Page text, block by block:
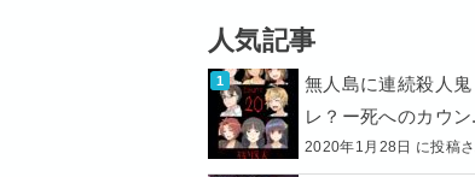
人気記事
無人島に連続殺人
レ？ー死へのカウン
2020年1月28日 に投稿